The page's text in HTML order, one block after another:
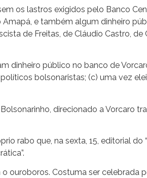
os lastros exigidos pelo Banco
Amapá, e também algum dinheiro
de Freitas, de Cláudio Castro, de
dinheiro público no banco de
bolsonaristas; (c) uma vez
direcionado a Vorcaro
rabo que, na sexta, 15, editorial do
ouroboros. Costuma ser celebrada